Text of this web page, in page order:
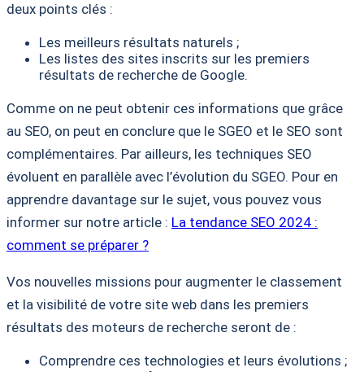
deux points clés :
Les meilleurs résultats naturels ;
Les listes des sites inscrits sur les premiers
résultats de recherche de Google.
Comme on ne peut obtenir ces informations que grâce
au SEO, on peut en conclure que le SGEO et le SEO sont
complémentaires. Par ailleurs, les techniques SEO
évoluent en parallèle avec l’évolution du SGEO. Pour en
apprendre davantage sur le sujet, vous pouvez vous
informer sur notre article : La tendance SEO 2024 :
comment se préparer ?
Vos nouvelles missions pour augmenter le classement
et la visibilité de votre site web dans les premiers
résultats des moteurs de recherche seront de :
Comprendre ces technologies et leurs évolutions ;